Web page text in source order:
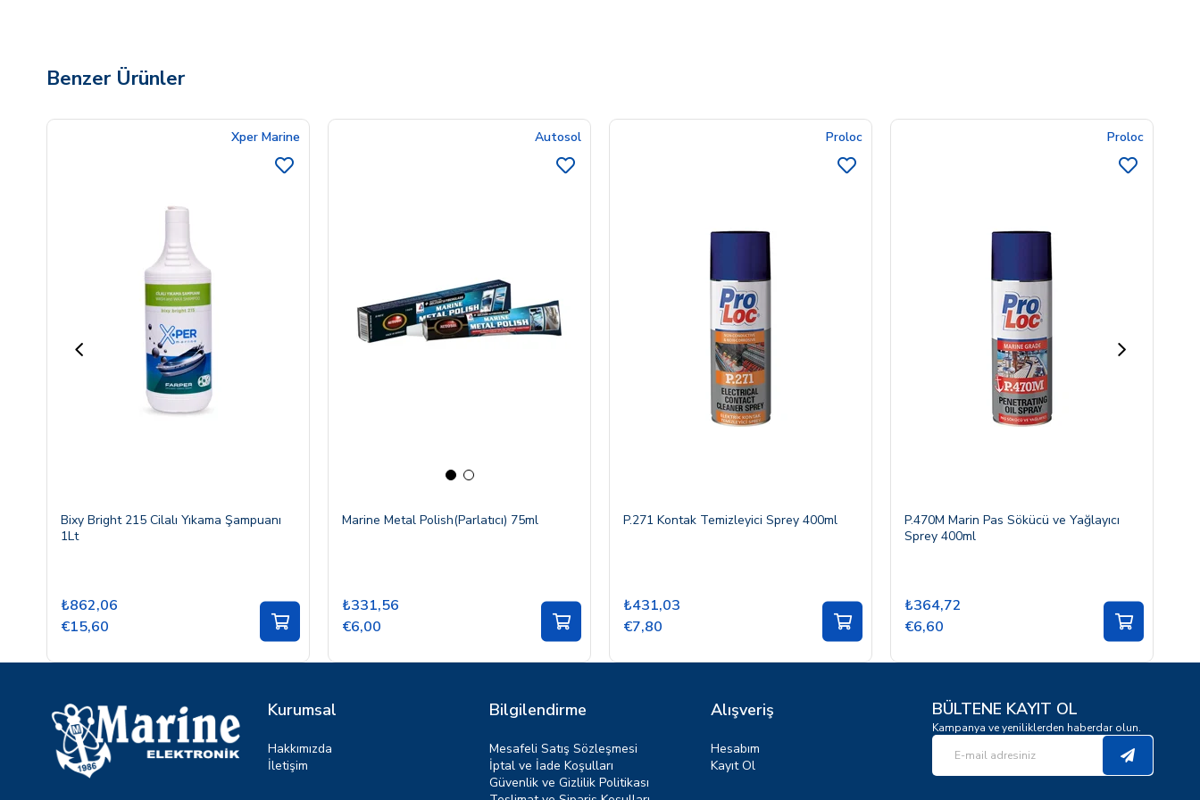
Benzer Ürünler
Xper Marine
Bixy Bright 215 Cilalı Yıkama Şampuanı
1Lt
₺862,06
€15,60
Autosol
Marine Metal Polish(Parlatıcı) 75ml
₺331,56
€6,00
Proloc
P.271 Kontak Temizleyici Sprey 400ml
₺431,03
€7,80
Proloc
P.470M Marin Pas Sökücü ve Yağlayıcı
Sprey 400ml
₺364,72
€6,60
Kurumsal
Hakkımızda
İletişim
Bilgilendirme
Mesafeli Satış Sözleşmesi
İptal ve İade Koşulları
Güvenlik ve Gizlilik Politikası
Alışveriş
Hesabım
Kayıt Ol
BÜLTENE KAYIT OL
Kampanya ve yeniliklerden haberdar olun.